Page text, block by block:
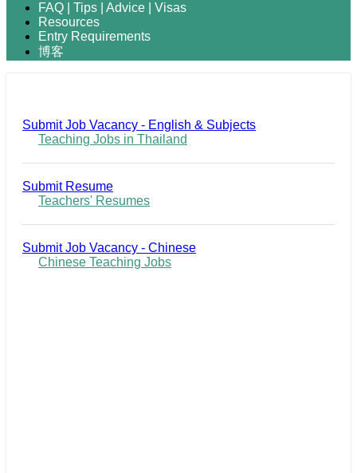
FAQ | Tips | Advice | Visas
Resources
Entry Requirements
博客
Submit Job Vacancy - English & Subjects
Teaching Jobs in Thailand
Submit Resume
Teachers' Resumes
Submit Job Vacancy - Chinese
Chinese Teaching Jobs